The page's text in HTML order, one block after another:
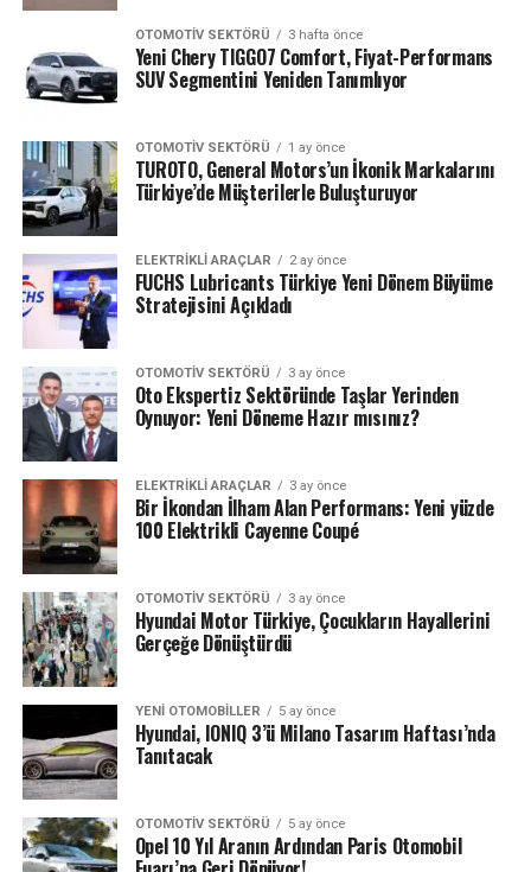
OTOMOTIV SEKTÖRÜ 3 hafta önce
Yeni Chery TIGGO7 Comfort, Fiyat-Performans
SUV Segmentini Yeniden Tanımlıyor
OTOMOTIV SEKTÖRÜ 1 ay önce
TUROTO, General Motors’un İkonik Markalarını
Türkiye’de Müşterilerle Buluşturuyor
ELEKTRIKLI ARAÇLAR 2 ay önce
FUCHS Lubricants Türkiye Yeni Dönem Büyüme
Stratejisini Açıkladı
OTOMOTIV SEKTÖRÜ 3 ay önce
Oto Ekspertiz Sektöründe Taşlar Yerinden
Oynuyor: Yeni Döneme Hazır mısınız?
ELEKTRIKLI ARAÇLAR 3 ay önce
Bir İkondan İlham Alan Performans: Yeni yüzde
100 Elektrikli Cayenne Coupé
OTOMOTIV SEKTÖRÜ 3 ay önce
Hyundai Motor Türkiye, Çocukların Hayallerini
Gerçeğe Dönüştürdü
YENI OTOMOBILLER 5 ay önce
Hyundai, IONIQ 3’ü Milano Tasarım Haftası’nda
Tanıtacak
OTOMOTIV SEKTÖRÜ 5 ay önce
Opel 10 Yıl Aranın Ardından Paris Otomobil